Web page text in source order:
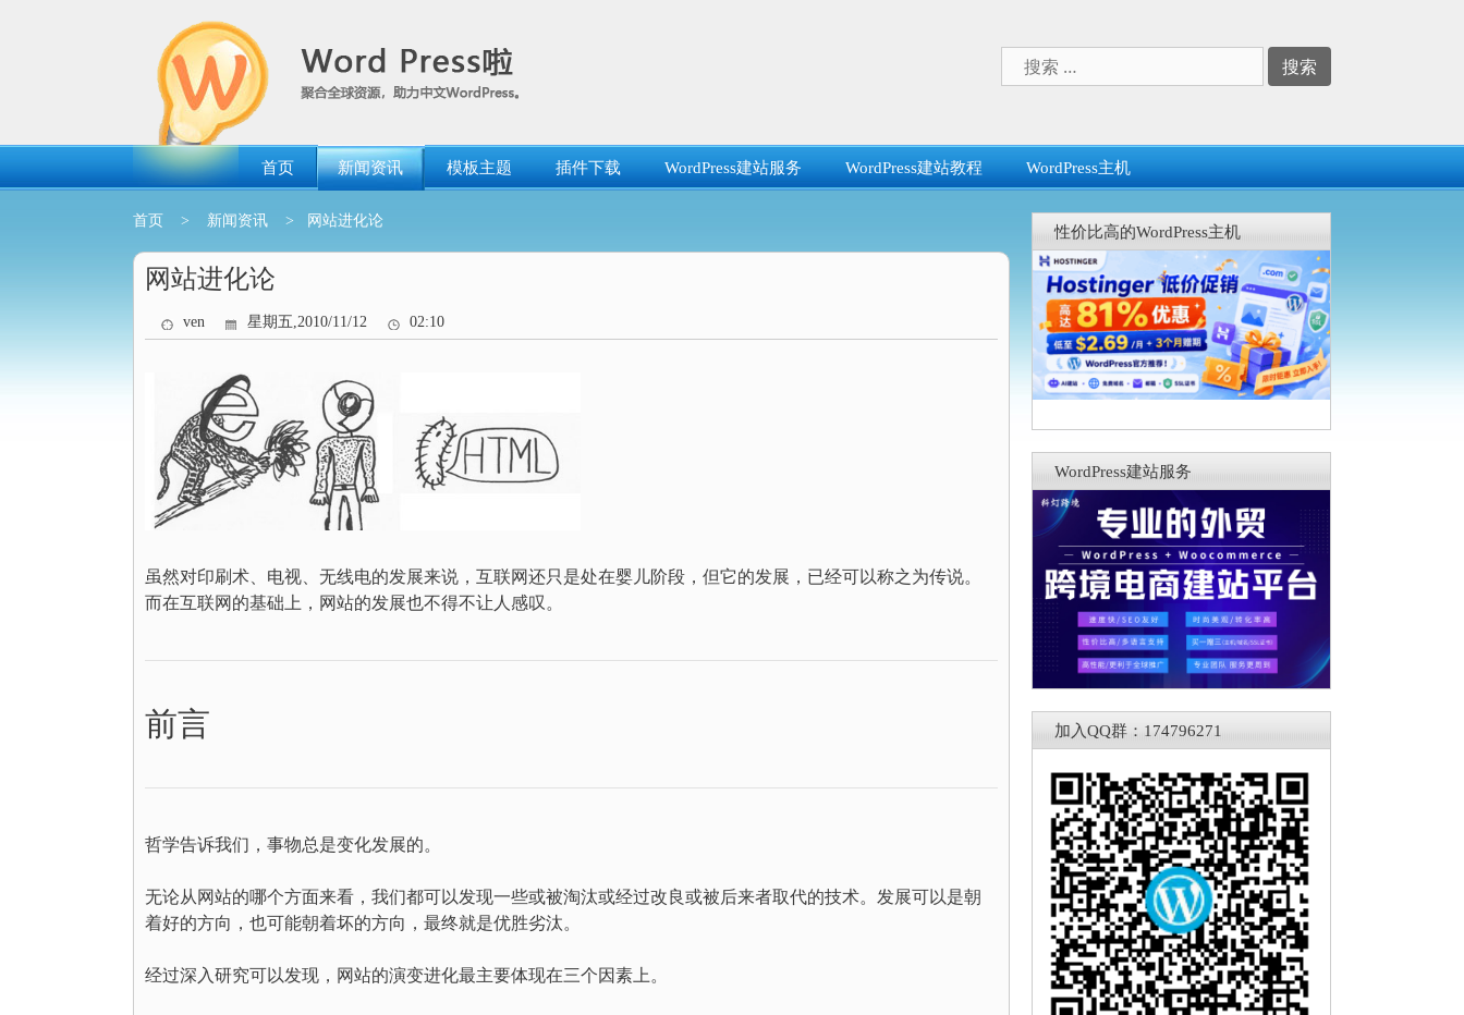
索：
首页 新闻资讯 模板主题 插件下载 WordPress建站服务 WordPress建站教程 WordPress主机
首页 > 新闻资讯 > 网站进化论
网站进化论
ven 星期五,2010/11/12 02:10
虽然对印刷术、电视、无线电的发展来说，互联网还只是处在婴儿阶段，但它的发展，已经可以称之为传说。
而在互联网的基础上，网站的发展也不得不让人感叹。
前言
哲学告诉我们，事物总是变化发展的。
无论从网站的哪个方面来看，我们都可以发现一些或被淘汰或经过改良或被后来者取代的技术。发展可以是朝
着好的方向，也可能朝着坏的方向，最终就是优胜劣汰。
经过深入研究可以发现，网站的演变进化最主要体现在三个因素上。
性价比高的WordPress主机
WordPress建站服务
加入QQ群：174796271